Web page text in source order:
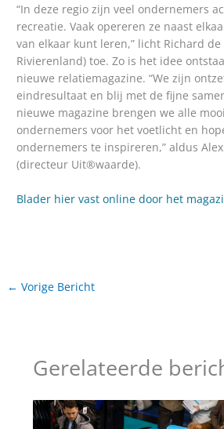
“In deze regio zijn veel ondernemers
recreatie. Vaak opereren ze naast
van elkaar kunt leren,” licht Richard
Rivierenland) toe. Zo is het idee
nieuwe relatiemagazine. “We zijn
eindresultaat en blij met de fijne
nieuwe magazine brengen we alle
ondernemers voor het voetlicht en
ondernemers te inspireren,” aldus
(directeur Uit®waarde).
Blader hier vast online door het
← Vorige Bericht
Gerelateerde